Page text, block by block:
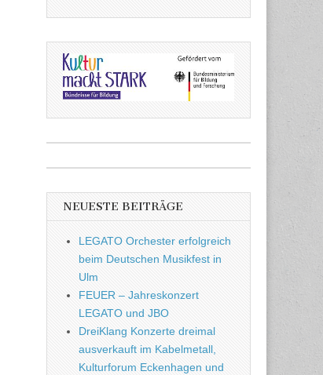
NEUESTE BEITRÄGE
LEGATO Orchester erfolgreich
beim Deutschen Musikfest in
Ulm
FEUER – Jahreskonzert
LEGATO und JBO
DreiKlang Konzerte dreimal
ausverkauft im Kabelmetall,
Kulturforum Eckenhagen und